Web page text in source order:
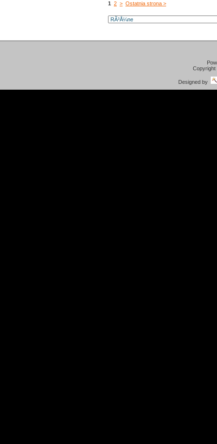
1 2 > Ostatnia strona >
Designed by